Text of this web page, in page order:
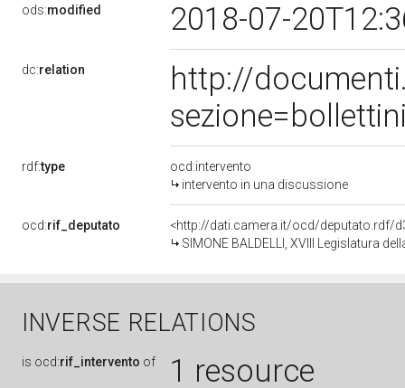
ods:modified 2018-07-
dc:relation
http://
rdf:type
ocd:intervento
intervento in una discussione
ocd:rif_deputato
<http://dati.camera.it/ocd/deputato.rdf/
SIMONE BALDELLI, XVIII Legislatura
INVERSE RELATIONS
is ocd:rif_intervento of 1 resource